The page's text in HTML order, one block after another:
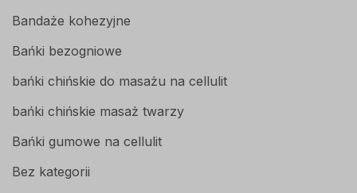
Bandaże kohezyjne
Bańki bezogniowe
bańki chińskie do masażu na cellulit
bańki chińskie masaż twarzy
Bańki gumowe na cellulit
Bez kategorii